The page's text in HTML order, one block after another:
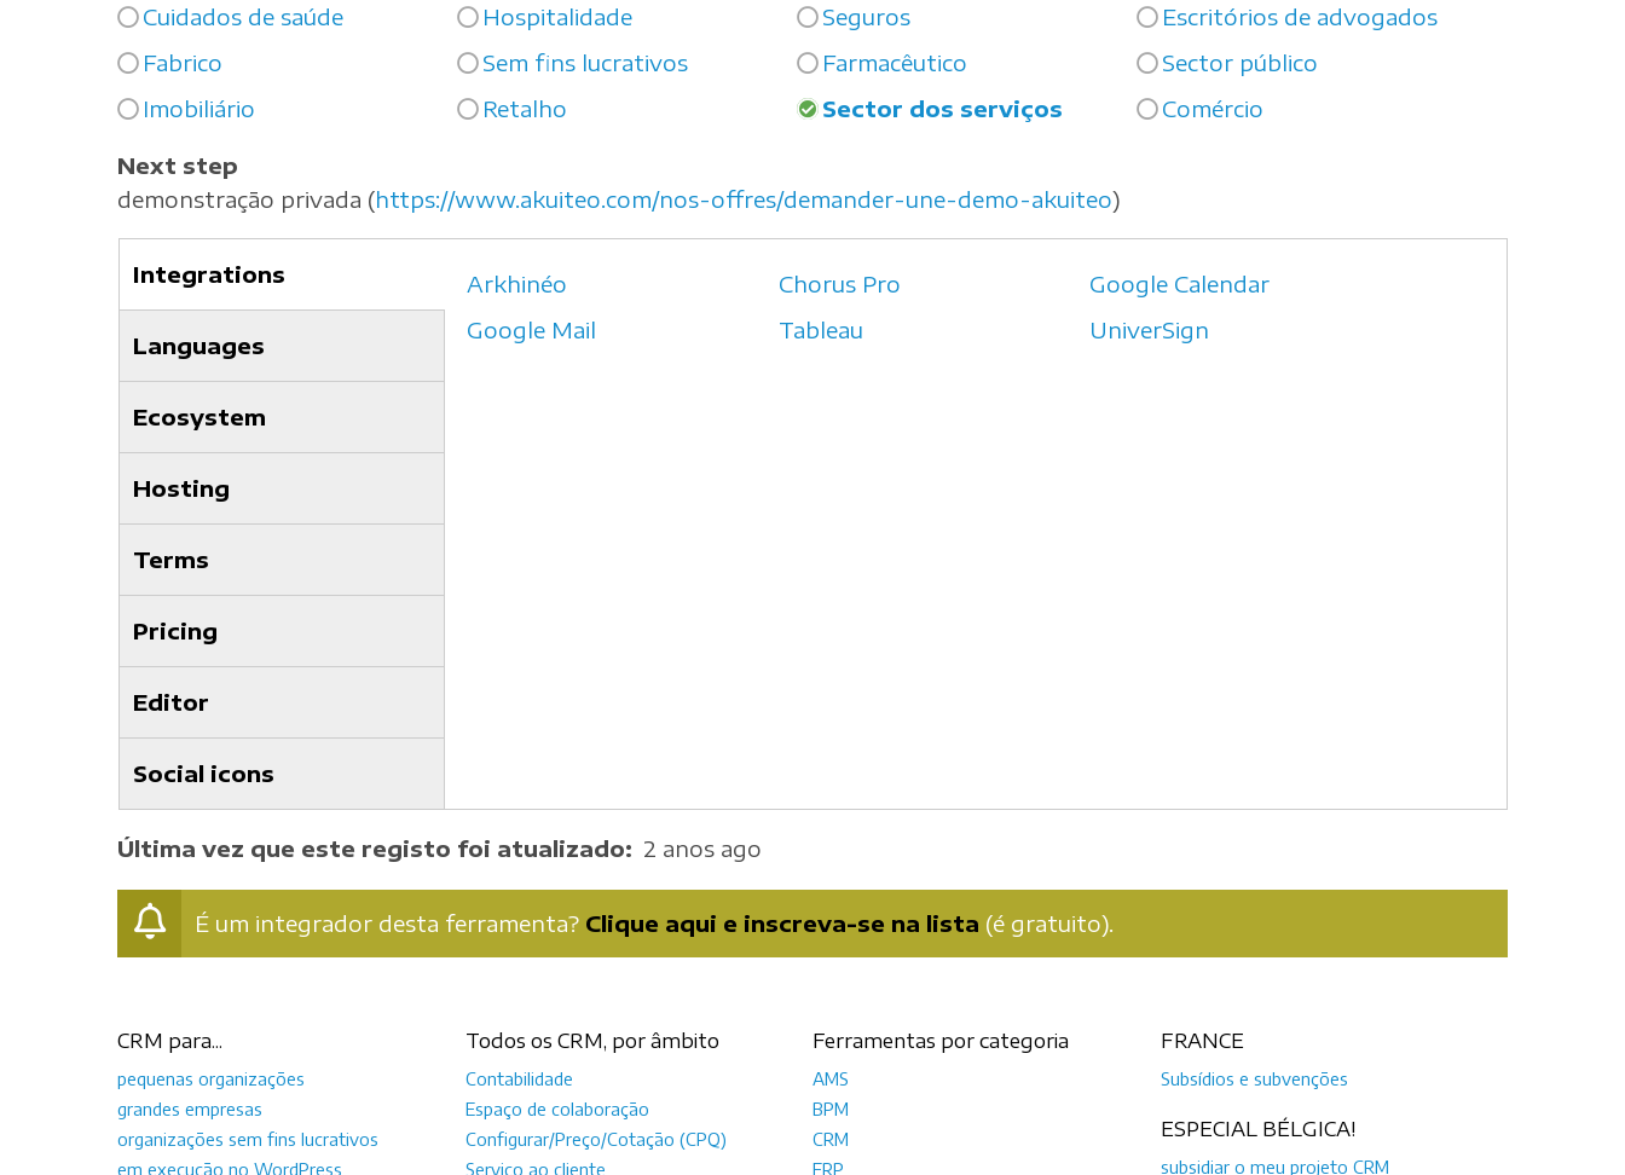
Cuidados de saúde
Hospitalidade Seguros
Escritórios de advogados
Fabrico
Sem fins lucrativos Farmacêutico
Sector público
Imobiliário
Retalho Sector dos serviços Comércio
Next step
demonstração privada (https://www.akuiteo.com/nos-offres/demander-une-demo-akuiteo)
Integrations
(separador
ativo)
Languages
Ecosystem
Hosting
Terms
Pricing
Editor
Social icons
Arkhinéo Chorus Pro
Google Calendar
Google Mail
Tableau UniverSign
Última vez que este registo foi atualizado 2 anos ago
É um integrador desta ferramenta? Clique aqui e inscreva-se na lista (é gratuito).
CRM para...
pequenas organizações
grandes empresas
organizações sem fins lucrativos
em execução no WordPress
Todos os CRM, por âmbito
Contabilidade
Espaço de colaboração
Configurar/Preço/Cotação (CPQ)
Serviço ao cliente
Ferramentas por categoria
AMS
BPM
CRM
ERP
FRANCE
Subsídios e subvenções
ESPECIAL BÉLGICA!
subsidiar o meu projeto CRM